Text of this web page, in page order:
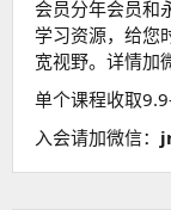
会员分年会员和
学习资源，给您
宽视野。详情加
单个课程收取
入会请加微信：